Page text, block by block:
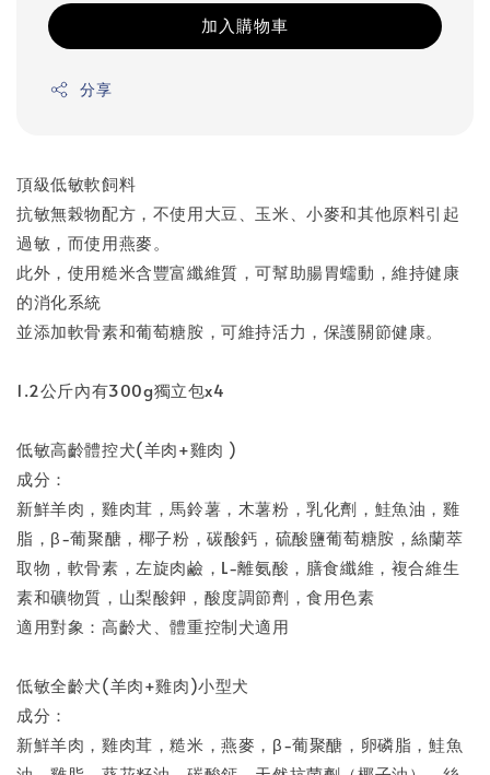
加入購物車
分享
頂級低敏軟飼料
抗敏無榖物配方，不使用大豆、玉米、小麥和其他原料引起
過敏，而使用燕麥。
此外，使用糙米含豐富纖維質，可幫助腸胃蠕動，維持健康
的消化系統
並添加軟骨素和葡萄糖胺，可維持活力，保護關節健康。
1.2公斤內有300g獨立包x4
低敏高齡體控犬(羊肉+雞肉 )
成分：
新鮮羊肉，雞肉茸，馬鈴薯，木薯粉，乳化劑，鮭魚油，雞
脂，β-葡聚醣，椰子粉，碳酸鈣，硫酸鹽葡萄糖胺，絲蘭萃
取物，軟骨素，左旋肉鹼，L-離氨酸，膳食纖維，複合維生
素和礦物質，山梨酸鉀，酸度調節劑，食用色素
適用對象：高齡犬、體重控制犬適用
低敏全齡犬(羊肉+雞肉)小型犬
成分：
新鮮羊肉，雞肉茸，糙米，燕麥，β-葡聚醣，卵磷脂，鮭魚